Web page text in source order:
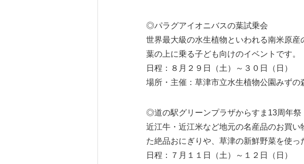
◎パラグアイオニバスの葉試乗会
世界最大級の水生植物といわれる南米原
葉の上に乗る子ども向けのイベントです。
日程：８月２９日（土）～３０日（日）
場所・主催：草津市立水生植物公園みずの
◎道の駅グリーンプラザからすま13周年祭
近江牛・近江米など地元の名産品のお買
た絶品おにぎりや、草津の新鮮野菜を使っ
日程：７月１１日（土）～１２日（日）